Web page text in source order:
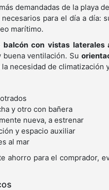
demandadas de la playa
para el día a día:
marítimo.
balcón con vistas laterales
ventilación. Su
necesidad de climatización
y otro con bañera
nueva, a estrenar
y espacio auxiliar
al mar
ahorro para el comprador,